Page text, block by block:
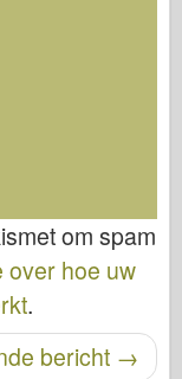
om spam
over hoe uw
.
bericht →